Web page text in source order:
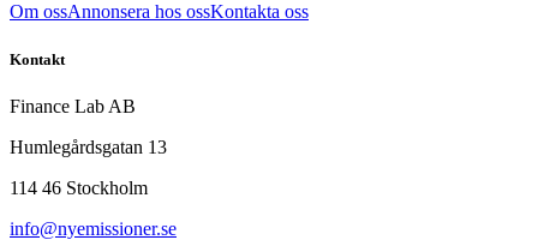
Om ossAnnonsera hos ossKontakta oss
Kontakt
Finance Lab AB
Humlegårdsgatan 13
114 46 Stockholm
info@nyemissioner.se